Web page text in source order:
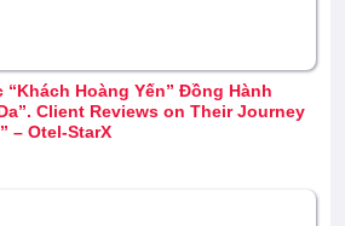
“Khách Hoàng Yến” Đồng Hành
Client Reviews on Their Journey
– Otel-StarX